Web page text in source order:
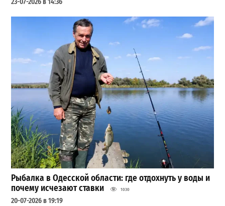
Рыбалка в Одесской области: где отдохнуть у воды и
почему исчезают ставки
1030
20-07-2026 в 19:19